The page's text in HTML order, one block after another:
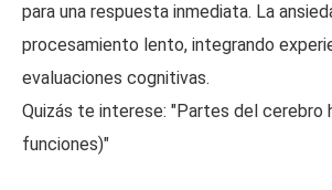
para una respuesta inmediata. La
procesamiento lento, integrando
evaluaciones cognitivas.
Quizás te interese: "Partes del cerebro
funciones)"